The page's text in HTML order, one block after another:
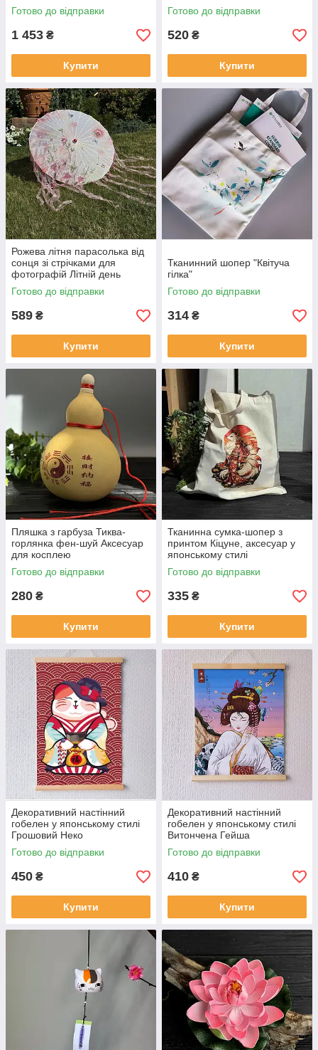
масляного паперу Блакитна
Готово до відправки
1 453 ₴
Купити
Готово до відправки
520 ₴
Купити
Рожева літня парасолька від
сонця зі стрічками для
фотографій Літній день
Готово до відправки
589 ₴
Купити
Тканинний шопер "Квітуча
гілка"
Готово до відправки
314 ₴
Купити
Пляшка з гарбуза Тиква-
горлянка фен-шуй Аксесуар
для косплею
Готово до відправки
280 ₴
Купити
Тканинна сумка-шопер з
принтом Кіцуне, аксесуар у
японському стилі
Готово до відправки
335 ₴
Купити
Декоративний настінний
гобелен у японському стилі
Грошовий Неко
Готово до відправки
450 ₴
Купити
Декоративний настінний
гобелен у японському стилі
Витончена Гейша
Готово до відправки
410 ₴
Купити